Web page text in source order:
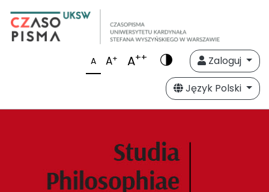
A A+ A++
Zaloguj
Język Polski